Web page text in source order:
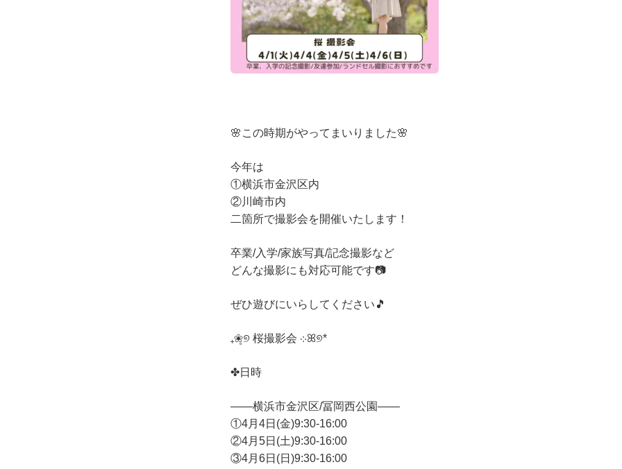
🌸この時期がやってまいりました🌸
今年は
①横浜市金沢区内
②川崎市内
二箇所で撮影会を開催いたします！
卒業/入学/家族写真/記念撮影など
どんな撮影にも対応可能です📷
ぜひ遊びにいらしてください🎵
₊❀̥୭ 桜撮影会 ܀ꕤ୭*
✤日時
——横浜市金沢区/冨岡西公園——
①4月4日(金)9:30-16:00
②4月5日(土)9:30-16:00
③4月6日(日)9:30-16:00